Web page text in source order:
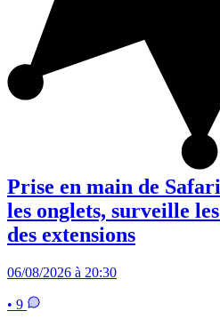
Prise en main de
les onglets, surveille
des extensions
06/08/2026 à 20:30
• 9